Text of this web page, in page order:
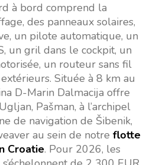
à bord comprend la
des panneaux solaires,
un pilote automatique, un
un gril dans le cockpit, un
un routeur sans fil
Située à 8 km au
D-Marin Dalmacija offre
Pašman, à l’archipel
de navigation de Šibenik,
au sein de notre flotte
Croatie. Pour 2026, les